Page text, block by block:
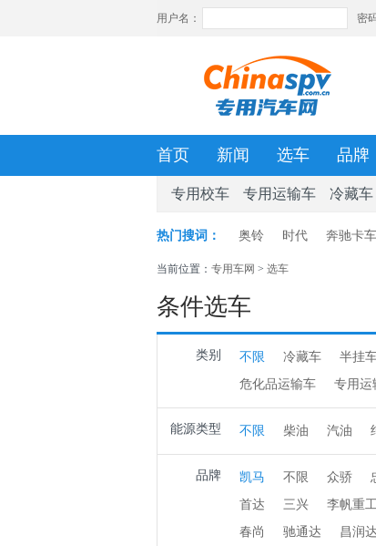
首页 新闻 选车 品牌
专用校车 专用运输车 冷藏车
热门搜词： 奥铃 时代 奔驰卡车
当前位置： 专用车网 > 选车
条件选车
类别 不限 冷藏车 半挂
危化品运输车
专用运
能源类型 不限 柴油 汽油
品牌 凯马 不限 众骄
首达
三兴 李帆重
春尚
驰通达 昌润达